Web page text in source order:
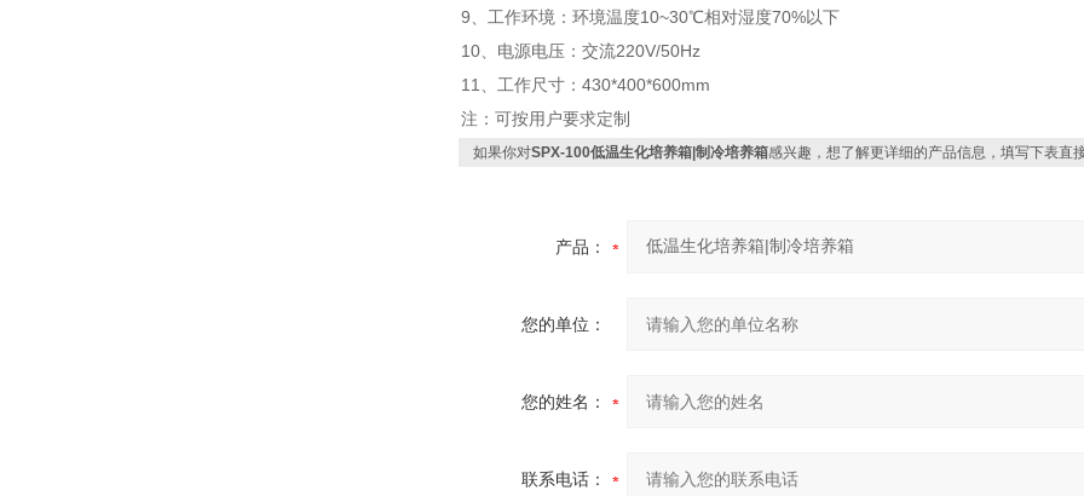
9 、工作环境：环境温度10~30℃相对湿度70%以下
10 、电源电压：交流220V/50Hz
11、工作尺寸：430*400*600mm
注：可按用户要求定制
如果你对SPX-100低温生化培养箱|制冷培养箱感兴趣，想了解更详细的产品信息，填写下表直
产品：
您的单位：
您的姓名：
联系电话：